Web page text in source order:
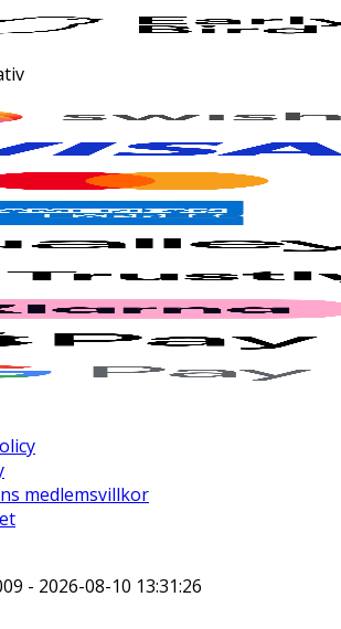
medlemsvillkor
- 2026-08-10 13:31:26